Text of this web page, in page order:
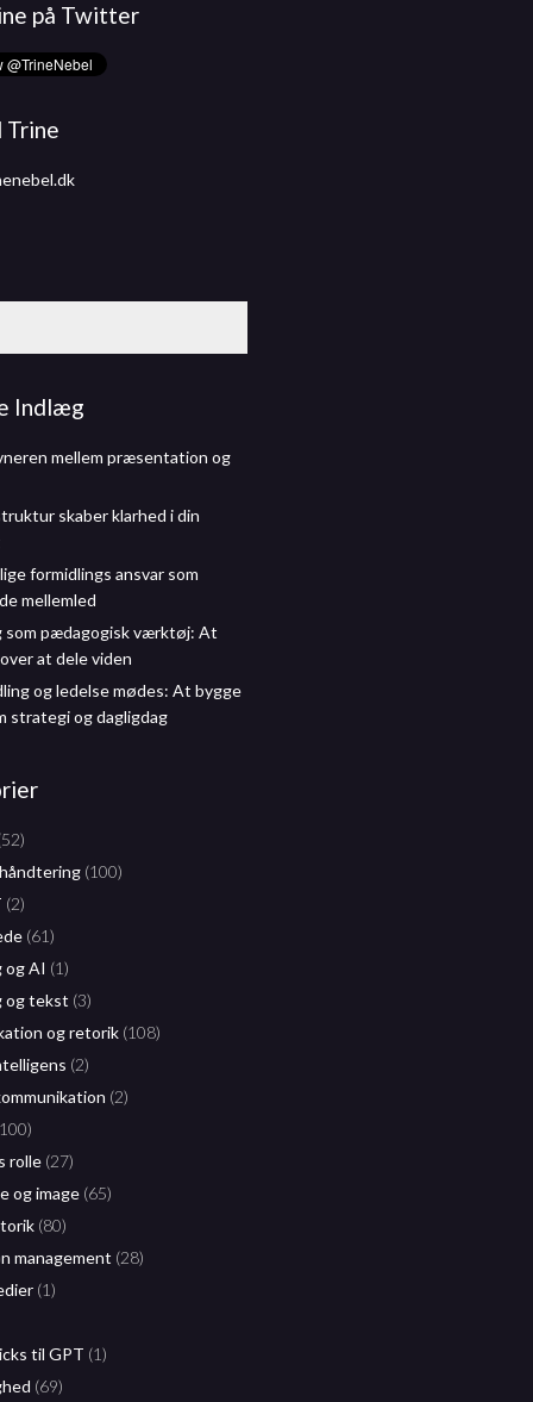
på Twitter
Trine
Indlæg
mellem præsentation og
skaber klarhed i din
formidlings ansvar som
mellemled
som pædagogisk værktøj: At
at dele viden
og ledelse mødes: At bygge
strategi og dagligdag
(100)
(2)
(61)
og AI (1)
og tekst (3)
og retorik (108)
(2)
(2)
rolle (27)
og image (65)
(80)
management (28)
(1)
til GPT (1)
(69)